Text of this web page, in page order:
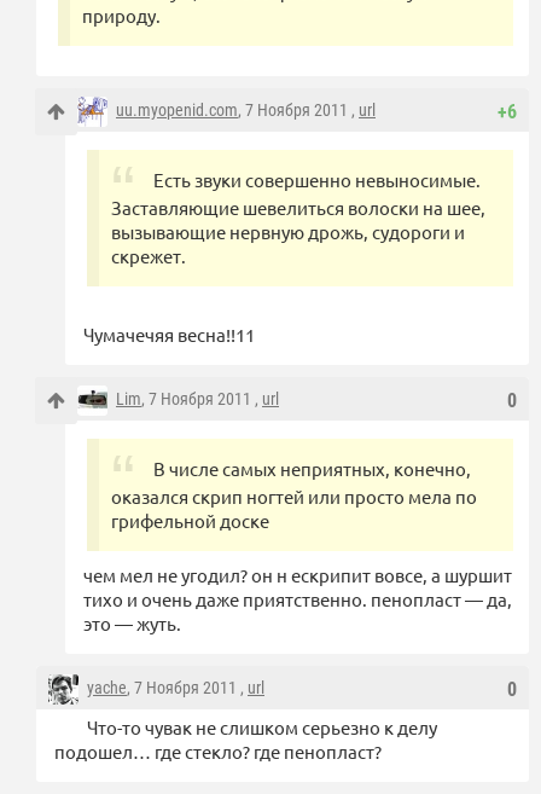
природу.
+6
uu.myopenid.com, 7 Ноября 2011 , url
Есть звуки совершенно невыносимые.
Заставляющие шевелиться волоски на шее,
вызывающие нервную дрожь, судороги и
скрежет.
Чумачечяя весна!!11
0
Lim, 7 Ноября 2011 , url
В числе самых неприятных, конечно,
оказался скрип ногтей или просто мела по
грифельной доске
чем мел не угодил? он н ескрипит вовсе, а шуршит
тихо и очень даже приятственно. пенопласт — да,
это — жуть.
0
yache, 7 Ноября 2011 , url
Что-то чувак не слишком серьезно к делу
подошел… где стекло? где пенопласт?